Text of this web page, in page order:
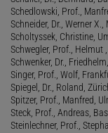
Schedlowski, Prof.,
Schneider, Dr., Werner X.,
Scholtyssek, Christine,
Schwegler, Prof., Helmut
Schwenker, Dr.,
Singer, Prof., Wolf,
Spiegel, Dr., Roland,
Spitzer, Prof., Manfred,
Steck, Prof., Andreas,
Steinlechner, Prof.,